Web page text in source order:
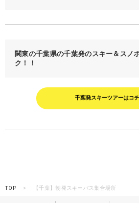
関東の千葉県の千葉発のスキー＆スノ
ク！！
千葉発スキーツアーはコ
TOP 【千葉】朝発スキーバス集合場所